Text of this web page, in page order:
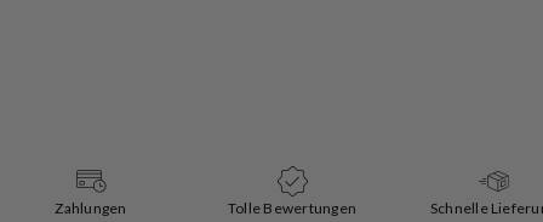
Zahlungen
Tolle Bewertungen
Schnelle